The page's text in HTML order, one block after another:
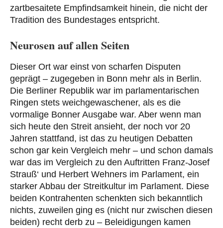
zartbesaitete Empfindsamkeit hinein, die nicht der
Tradition des Bundestages entspricht.
Neurosen auf allen Seiten
Dieser Ort war einst von scharfen Disputen
geprägt – zugegeben in Bonn mehr als in Berlin.
Die Berliner Republik war im parlamentarischen
Ringen stets weichgewaschener, als es die
vormalige Bonner Ausgabe war. Aber wenn man
sich heute den Streit ansieht, der noch vor 20
Jahren stattfand, ist das zu heutigen Debatten
schon gar kein Vergleich mehr – und schon damals
war das im Vergleich zu den Auftritten Franz-Josef
Strauß‘ und Herbert Wehners im Parlament, ein
starker Abbau der Streitkultur im Parlament. Diese
beiden Kontrahenten schenkten sich bekanntlich
nichts, zuweilen ging es (nicht nur zwischen diesen
beiden) recht derb zu – Beleidigungen kamen